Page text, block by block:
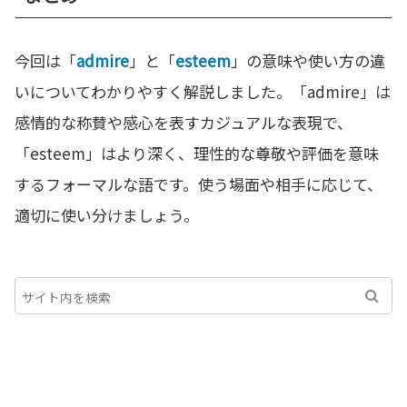
今回は「admire」と「esteem」の意味や使い方の違
いについてわかりやすく解説しました。「admire」は
感情的な称賛や感心を表すカジュアルな表現で、
「esteem」はより深く、理性的な尊敬や評価を意味
するフォーマルな語です。使う場面や相手に応じて、
適切に使い分けましょう。